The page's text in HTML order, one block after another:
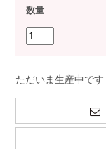
数量
ただいま生産中です